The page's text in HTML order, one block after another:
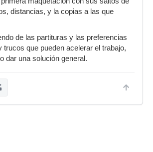
distancias, y la copias a las que
de las partituras y las preferencias
trucos que pueden acelerar el trabajo,
dar una solución general.